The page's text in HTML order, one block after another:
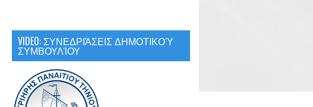
VIDEO: ΣΥΝΕΔΡΙΆΣΕΙΣ ΔΗΜΟΤΙΚΟΎ
ΣΥΜΒΟΥΛΊΟΥ